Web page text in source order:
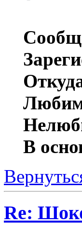
В
Re: